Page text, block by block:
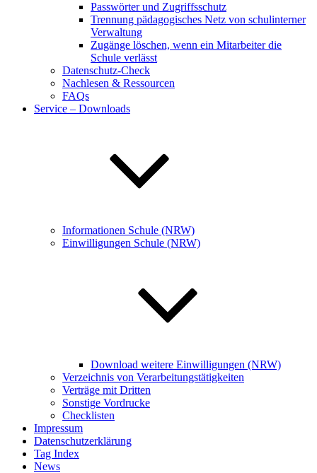
Passwörter und Zugriffsschutz
Trennung pädagogisches Netz von schulinterner
Verwaltung
Zugänge löschen, wenn ein Mitarbeiter die
Schule verlässt
Datenschutz-Check
Nachlesen & Ressourcen
FAQs
Service – Downloads
Informationen Schule (NRW)
Einwilligungen Schule (NRW)
Download weitere Einwilligungen (NRW)
Verzeichnis von Verarbeitungstätigkeiten
Verträge mit Dritten
Sonstige Vordrucke
Checklisten
Impressum
Datenschutzerklärung
Tag Index
News